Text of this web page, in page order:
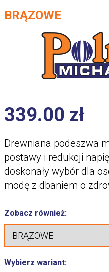
BRĄZOWE
339.00 zł
Drewniana podeszwa
postawy i redukcji
doskonały wybór dla
modę z dbaniem o
Zobacz również:
Wybierz wariant: